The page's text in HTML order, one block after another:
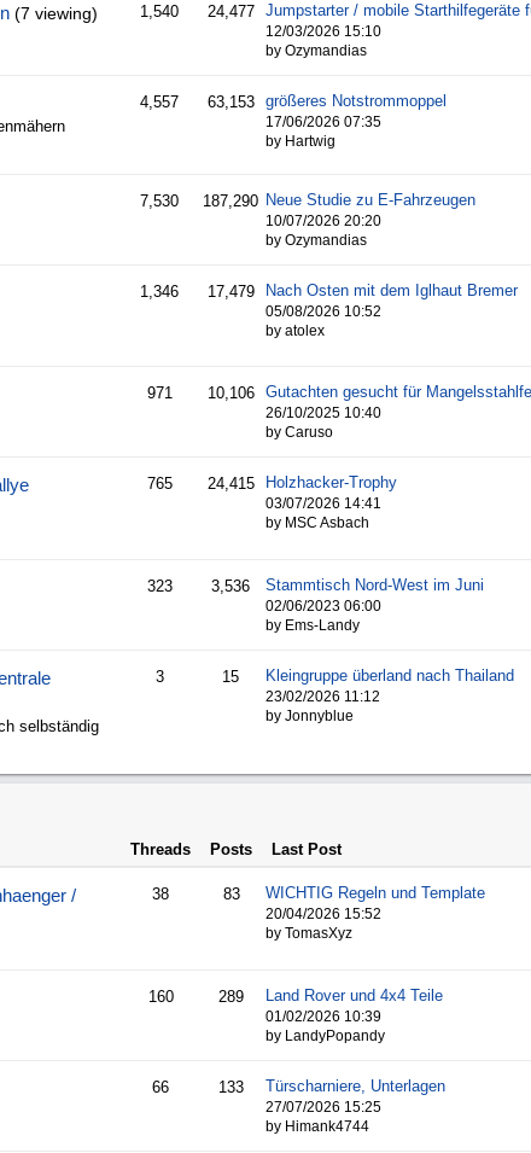
(7 viewing) 1,540 24,477
12/03/2026 15:10
by Ozymandias
4,557 63,153 größeres Notstrommoppel
17/06/2026 07:35
by Hartwig
7,530 187,290 Neue Studie zu E-Fahrzeugen
10/07/2026 20:20
by Ozymandias
1,346 17,479 Nach Osten mit dem Iglhaut Bremer
05/08/2026 10:52
by atolex
971 10,106
26/10/2025 10:40
by Caruso
765 24,415 Holzhacker-Trophy
03/07/2026 14:41
by MSC Asbach
323 3,536 Stammtisch Nord-West im Juni
02/06/2023 06:00
by Ems-Landy
selbständig
3 15 Kleingruppe überland nach Thailand
23/02/2026 11:12
by Jonnyblue
Threads Posts Last Post
/
38 83 WICHTIG Regeln und Template
20/04/2026 15:52
by TomasXyz
160 289 Land Rover und 4x4 Teile
01/02/2026 10:39
by LandyPopandy
66 133 Türscharniere, Unterlagen
27/07/2026 15:25
by Himank4744